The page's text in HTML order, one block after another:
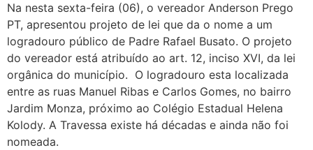
Na nesta sexta-feira (06), o vereador Anderson Prego
PT, apresentou projeto de lei que da o nome a um
logradouro público de Padre Rafael Busato. O projeto
do vereador está atribuído ao art. 12, inciso XVI, da lei
orgânica do município. O logradouro esta localizada
entre as ruas Manuel Ribas e Carlos Gomes, no bairro
Jardim Monza, próximo ao Colégio Estadual Helena
Kolody. A Travessa existe há décadas e ainda não foi
nomeada.